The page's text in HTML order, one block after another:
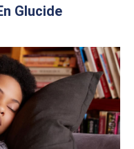
Glucide